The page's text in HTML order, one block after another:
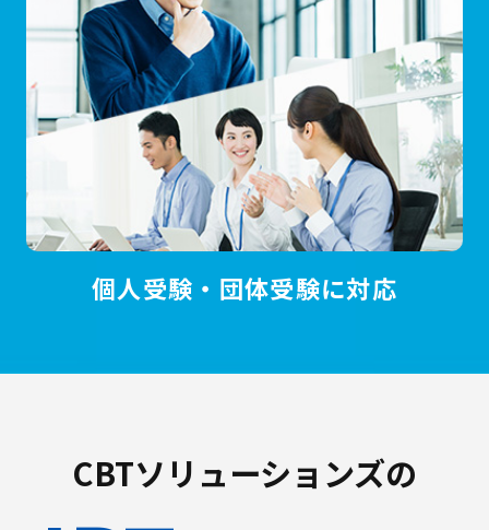
個人受験・団体受験に対応
CBTソリューションズの